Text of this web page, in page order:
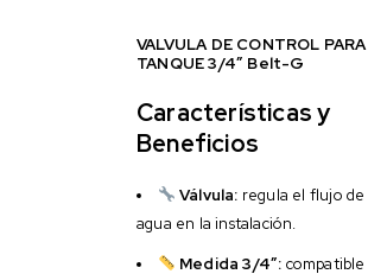
VALVULA DE CONTROL PARA
TANQUE 3/4″ Belt-G
Características y
Beneficios
Válvula: regula el flujo de
agua en la instalación.
Medida 3/4″: compatible